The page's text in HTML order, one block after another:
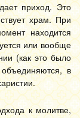
приход. Это
храм. При
находится
или вообще
(как это было
в
к молитве,